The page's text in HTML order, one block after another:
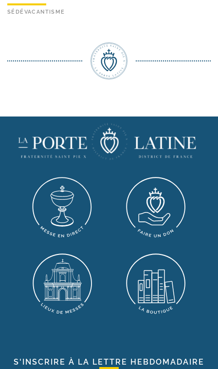
SÉDÉVACANTISME
S'INSCRIRE À LA LETTRE HEBDOMADAIRE